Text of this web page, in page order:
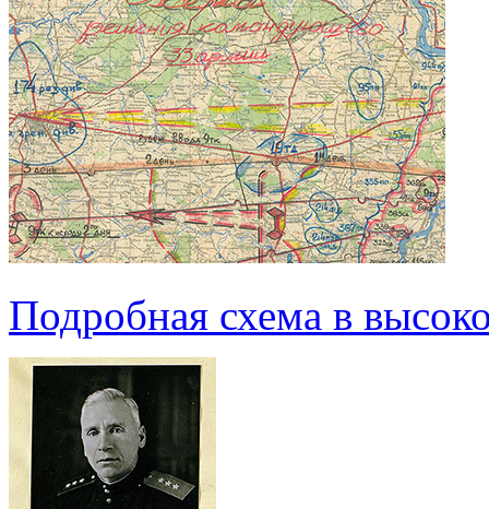
Подробная схема в